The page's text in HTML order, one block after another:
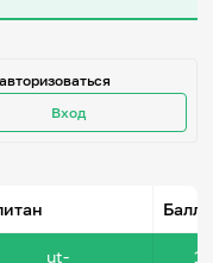
Вход
Вход
ut-